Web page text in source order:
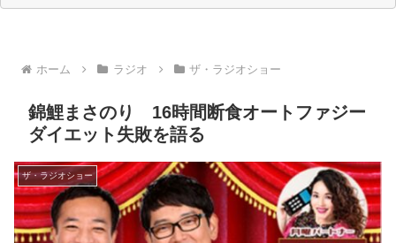
ホーム ラジオ ザ・ラジオショー
錦鯉まさのり 16時間断食オートファジー
ダイエット失敗を語る
ザ・ラジオショー